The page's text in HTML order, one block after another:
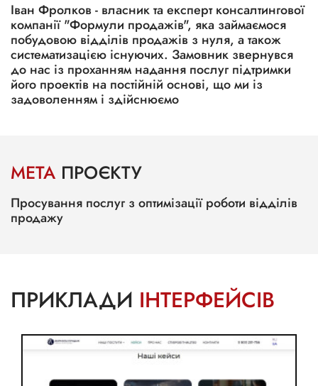
Іван Фролков - власник та експерт консалтингової
компанії "Формули продажів", яка займаємося
побудовою відділів продажів з нуля, а також
систематизацією існуючих. Замовник звернувся
до нас із проханням надання послуг підтримки
його проектів на постійній основі, що ми із
задоволенням і здійснюємо
МЕТА ПРОЄКТУ
Просування послуг з оптимізації роботи відділів
продажу
ПРИКЛАДИ ІНТЕРФЕЙСІВ